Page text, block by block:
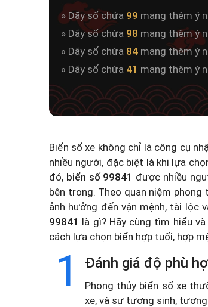
» Dãy số chứa 99 mang thêm ý
» Dãy số chứa 98 mang thêm ý
» Dãy số chứa 84 mang thêm ý
» Dãy số chứa 41 mang thêm ý
Biển số xe không chỉ là công cụ
nhiều người, đặc biệt là khi lựa
đó, biển số 99841 được nhiều
bên trong. Theo quan niệm
ảnh hưởng đến vận mệnh, tài lộc
99841 là gì? Hãy cùng tìm hiểu
cách lựa chọn biển hợp tuổi, hợp
1 Đánh giá độ phù
Phong thủy biển số xe
xe, và sự tương sinh,